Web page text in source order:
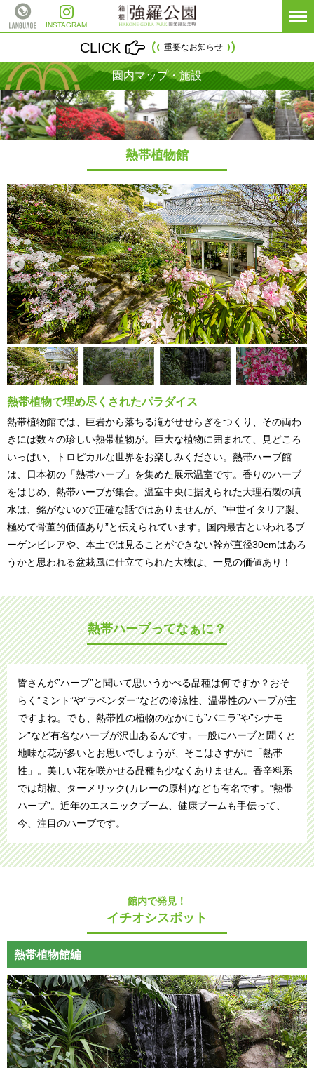
INSTAGRAM
CLICK 重要なお知らせ
園内マップ・施設
熱帯植物館
熱帯植物で埋め尽くされたパラダイス
熱帯植物館では、巨岩から落ちる滝がせせらぎをつくり、その両わ
きには数々の珍しい熱帯植物が。巨大な植物に囲まれて、見どころ
いっぱい、トロピカルな世界をお楽しみください。熱帯ハーブ館
は、日本初の「熱帯ハーブ」を集めた展示温室です。香りのハーブ
をはじめ、熱帯ハーブが集合。温室中央に据えられた大理石製の噴
水は、銘がないので正確な話ではありませんが、”中世イタリア製、
極めて骨董的価値あり”と伝えられています。国内最古といわれるブ
ーゲンビレアや、本土では見ることができない幹が直径30cmはあろ
うかと思われる盆栽風に仕立てられた大株は、一見の価値あり！
熱帯ハーブってなぁに？
皆さんが”ハーブ”と聞いて思いうかべる品種は何ですか？おそ
らく”ミント”や”ラベンダー”などの冷涼性、温帯性のハーブが主
ですよね。でも、熱帯性の植物のなかにも”バニラ”や”シナモ
ン”など有名なハーブが沢山あるんです。一般にハーブと聞くと
地味な花が多いとお思いでしょうが、そこはさすがに「熱帯
性」。美しい花を咲かせる品種も少なくありません。香辛料系
では胡椒、ターメリック(カレーの原料)なども有名です。“熱帯
ハーブ”。近年のエスニックブーム、健康ブームも手伝って、
今、注目のハーブです。
館内で発見！
イチオシスポット
熱帯植物館編